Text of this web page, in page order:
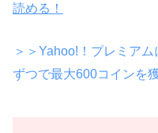
読める！
＞＞Yahoo!！プレミア
ずつで最大600コインを